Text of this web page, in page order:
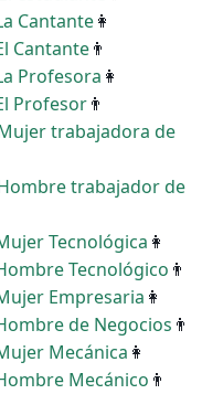
Cantante👩
Cantante👨
Profesora 👩
Profesor👨
trabajadora de
trabajador de
Tecnológica 👩
Tecnológico 👨
Empresaria 👩
de Negocios 👨
Mecánica 👩
Mecánico 👨